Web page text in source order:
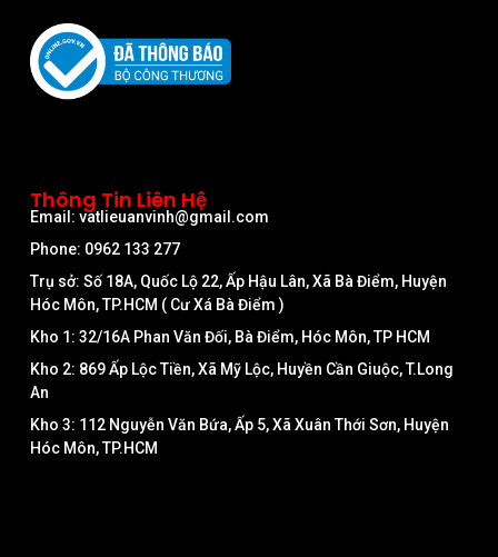
Thông Tin Liên Hệ
Email: vatlieuanvinh@gmail.com
Phone: 0962 133 277
Trụ sở: Số 18A, Quốc Lộ 22, Ấp Hậu Lân, Xã Bà Điểm, Huyện
Hóc Môn, TP.HCM ( Cư Xá Bà Điểm )
Kho 1: 32/16A Phan Văn Đối, Bà Điểm, Hóc Môn, TP HCM
Kho 2: 869 Ấp Lộc Tiền, Xã Mỹ Lộc, Huyền Cần Giuộc, T.Long
An
Kho 3: 112 Nguyễn Văn Bứa, Ấp 5, Xã Xuân Thới Sơn, Huyện
Hóc Môn, TP.HCM